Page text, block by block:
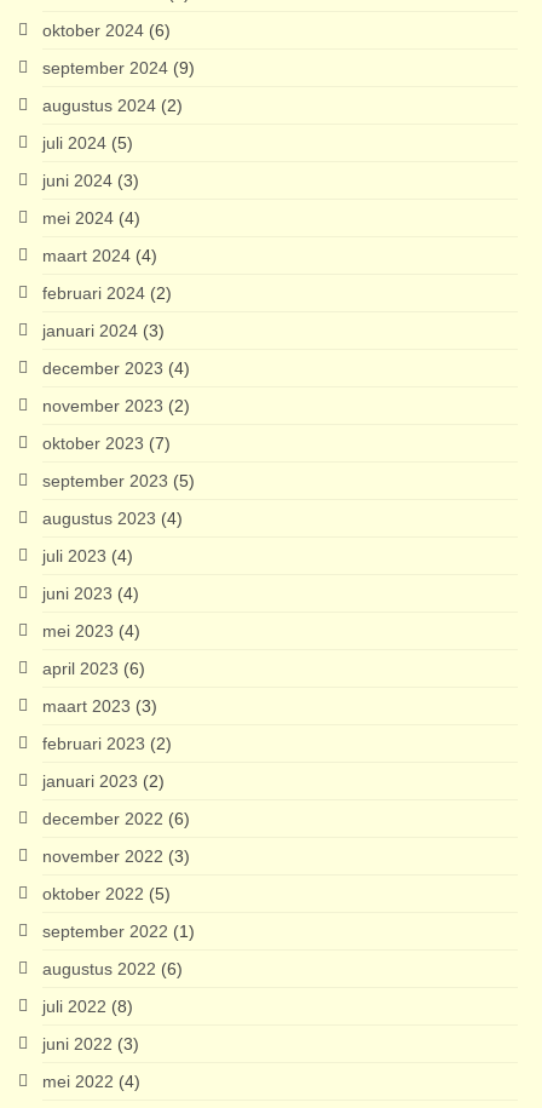
oktober 2024 (6)
september 2024 (9)
augustus 2024 (2)
juli 2024 (5)
juni 2024 (3)
mei 2024 (4)
maart 2024 (4)
februari 2024 (2)
januari 2024 (3)
december 2023 (4)
november 2023 (2)
oktober 2023 (7)
september 2023 (5)
augustus 2023 (4)
juli 2023 (4)
juni 2023 (4)
mei 2023 (4)
april 2023 (6)
maart 2023 (3)
februari 2023 (2)
januari 2023 (2)
december 2022 (6)
november 2022 (3)
oktober 2022 (5)
september 2022 (1)
augustus 2022 (6)
juli 2022 (8)
juni 2022 (3)
mei 2022 (4)